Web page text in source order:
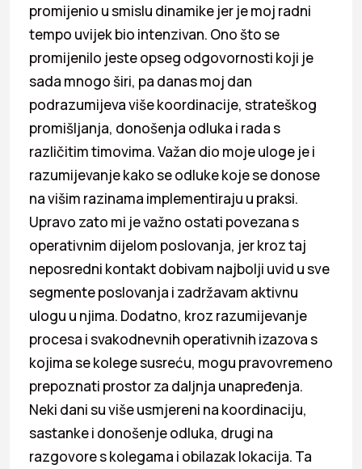
promijenio u smislu dinamike jer je moj radni
tempo uvijek bio intenzivan. Ono što se
promijenilo jeste opseg odgovornosti koji je
sada mnogo širi, pa danas moj dan
podrazumijeva više koordinacije, strateškog
promišljanja, donošenja odluka i rada s
različitim timovima. Važan dio moje uloge je i
razumijevanje kako se odluke koje se donose
na višim razinama implementiraju u praksi.
Upravo zato mi je važno ostati povezana s
operativnim dijelom poslovanja, jer kroz taj
neposredni kontakt dobivam najbolji uvid u sve
segmente poslovanja i zadržavam aktivnu
ulogu u njima. Dodatno, kroz razumijevanje
procesa i svakodnevnih operativnih izazova s
kojima se kolege susreću, mogu pravovremeno
prepoznati prostor za daljnja unapređenja.
Neki dani su više usmjereni na koordinaciju,
sastanke i donošenje odluka, drugi na
razgovore s kolegama i obilazak lokacija. Ta